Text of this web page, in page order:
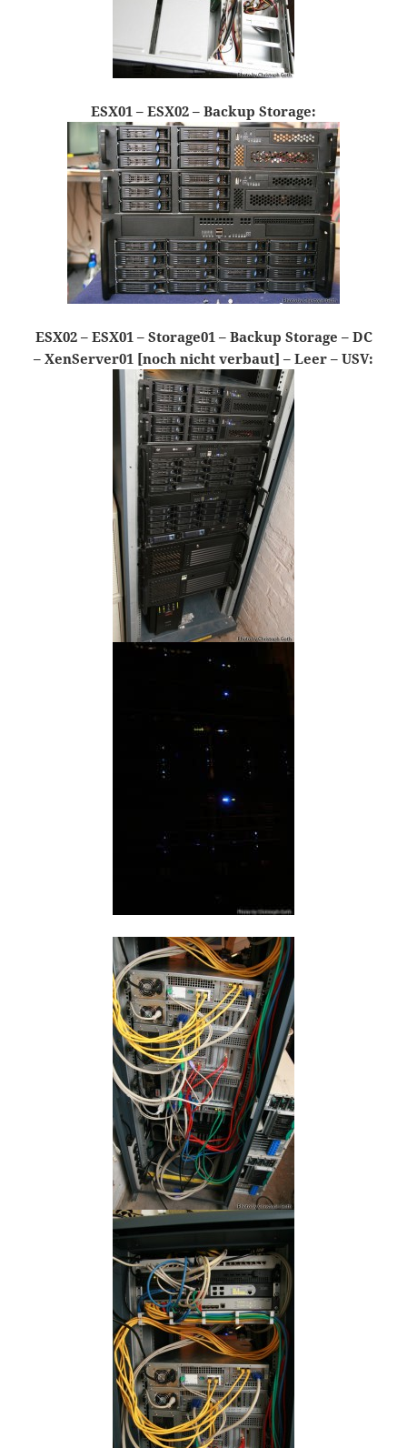
ESX01 – ESX02 – Backup Storage:
ESX02 – ESX01 – Storage01 – Backup Storage – DC
– XenServer01 [noch nicht verbaut] – Leer – USV: